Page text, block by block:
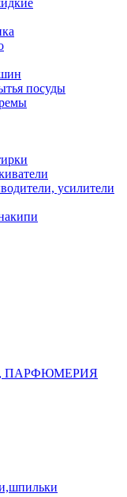
посуды
усилители
ПАРФЮМЕРИЯ